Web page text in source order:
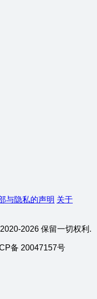
与隐私的声明 关于
2026 保留一切权利.
备 20047157号